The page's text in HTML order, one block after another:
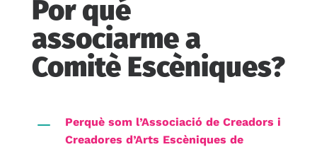
Por qué
associarme a
Comitè Escèniques?
K
Perquè som l’Associació de Creadors i
Creadores d’Arts Escèniques de